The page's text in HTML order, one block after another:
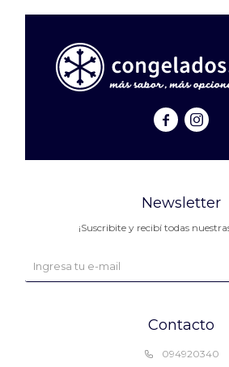
 
Contacto
094920340
Newsletter
¡Suscribite y recibí todas